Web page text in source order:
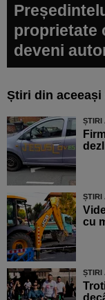
proprietate
deveni
Știri din aceeași
ȘTIRI
ȘTIRI
cu
ȘTIRI